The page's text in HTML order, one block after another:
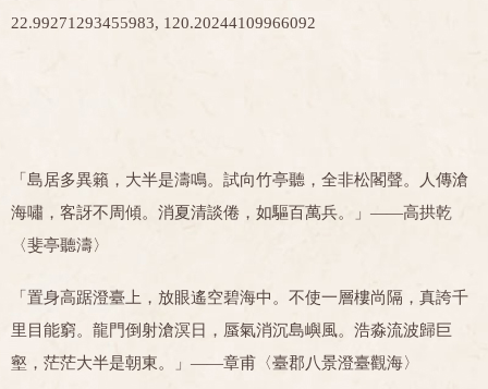
22.99271293455983, 120.20244109966092
「島居多異籟，大半是濤鳴。試向竹亭聽，全非松閣聲。人傳滄
海嘯，客訝不周傾。消夏清談倦，如驅百萬兵。」——高拱乾
〈斐亭聽濤〉
「置身高踞澄臺上，放眼遙空碧海中。不使一層樓尚隔，真誇千
里目能窮。龍門倒射滄溟日，蜃氣消沉島嶼風。浩淼流波歸巨
壑，茫茫大半是朝東。」——章甫〈臺郡八景澄臺觀海〉